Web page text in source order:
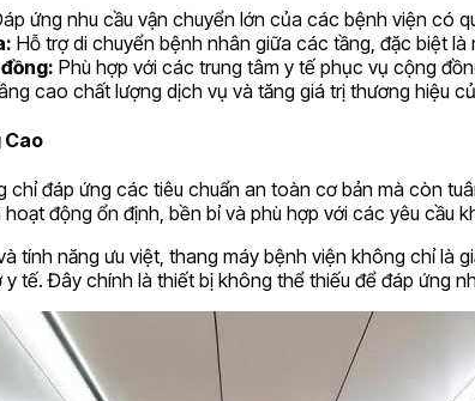
ứng nhu cầu vận chuyển lớn của các bệnh viện có
Hỗ trợ di chuyển bệnh nhân giữa các tầng, đặc biệt
Phù hợp với các trung tâm y tế phục vụ cộng
cao chất lượng dịch vụ và tăng giá trị thương hiệu
Cao
chỉ đáp ứng các tiêu chuẩn an toàn cơ bản mà còn
động ổn định, bền bỉ và phù hợp với các yêu cầu
tính năng ưu việt, thang máy bệnh viện không chỉ
tế. Đây chính là thiết bị không thể thiếu để đáp ứng